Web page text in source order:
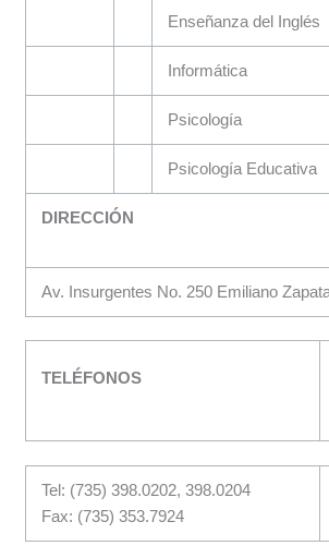
Enseñanza del Inglés
Informática
Psicología
Psicología Educativa
DIRECCIÓN
Av. Insurgentes No. 250 Emiliano
TELÉFONOS
Tel: (735) 398.0202, 398.0204
Fax: (735) 353.7924